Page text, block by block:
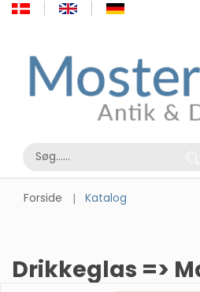
Forside Katalog
Drikkeglas =>